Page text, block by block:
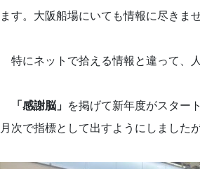
ます。大阪船場にいても情報に尽きま
特にネットで拾える情報と違って、
「感謝脳」 を掲げて新年度がスター
月次で指標として出すようにしました